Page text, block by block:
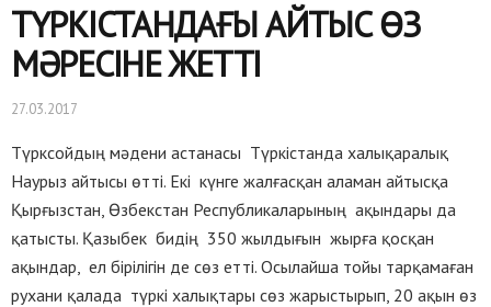
ТҮРКІСТАНДАҒЫ АЙТЫС ӨЗ
МӘРЕСІНЕ ЖЕТТІ
27.03.2017
Түрксойдың мәдени астанасы Түркістанда халықаралық
Наурыз айтысы өтті. Екі күнге жалғасқан аламан айтысқа
Қырғызстан, Өзбекстан Республикаларының ақындары да
қатысты. Қазыбек бидің 350 жылдығын жырға қосқан
ақындар, ел бірілігін де сөз етті. Осылайша тойы тарқамаған
рухани қалада түркі халықтары сөз жарыстырып, 20 ақын өз